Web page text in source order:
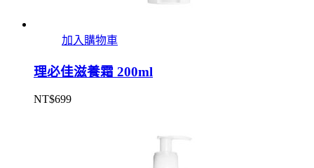
加入購物車
理必佳滋養霜 200ml
NT$699